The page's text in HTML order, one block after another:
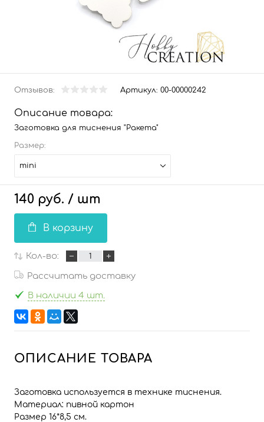
Отзывов: Артикул: 00-00000242
Описание товара:
Заготовка для тиснения "Ракета"
Размер:
mini
140 руб. / шт
В корзину
Кол-во:
Рассчитать доставку
В наличии 4 шт.
ОПИСАНИЕ ТОВАРА
Заготовка используется в технике тиснения.
Материал: пивной картон
Размер 16*8,5 см.